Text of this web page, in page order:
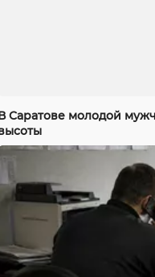
Саратове молодой